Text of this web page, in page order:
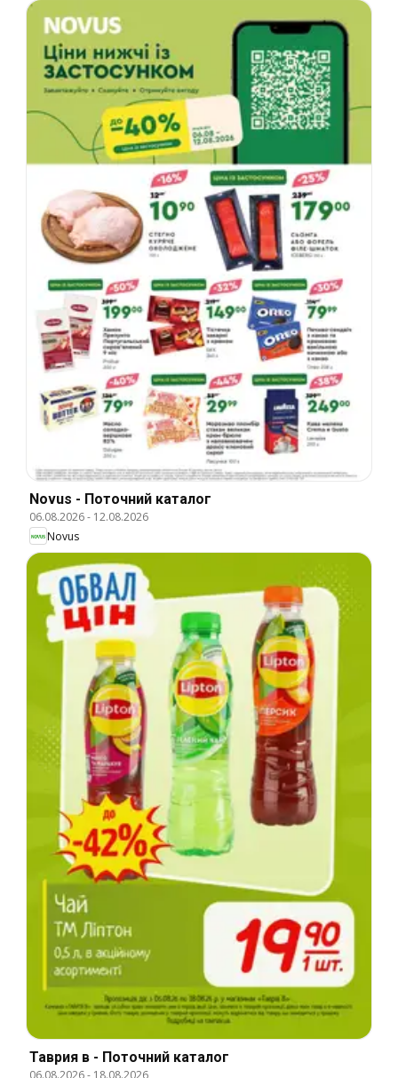
Novus - Поточний каталог
06.08.2026- 12.08.2026
Novus
Таврия в - Поточний каталог
06.08.2026- 18.08.2026